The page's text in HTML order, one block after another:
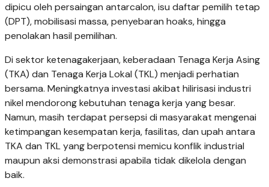
dipicu oleh persaingan antarcalon, isu daftar pemilih tetap
(DPT), mobilisasi massa, penyebaran hoaks, hingga
penolakan hasil pemilihan.
Di sektor ketenagakerjaan, keberadaan Tenaga Kerja Asing
(TKA) dan Tenaga Kerja Lokal (TKL) menjadi perhatian
bersama. Meningkatnya investasi akibat hilirisasi industri
nikel mendorong kebutuhan tenaga kerja yang besar.
Namun, masih terdapat persepsi di masyarakat mengenai
ketimpangan kesempatan kerja, fasilitas, dan upah antara
TKA dan TKL yang berpotensi memicu konflik industrial
maupun aksi demonstrasi apabila tidak dikelola dengan
baik.